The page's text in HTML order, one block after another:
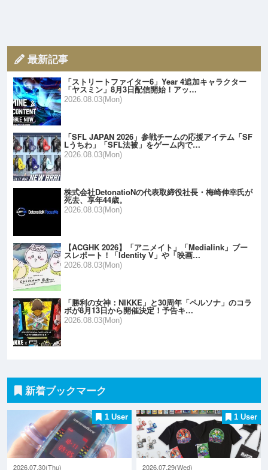
最新記事
「ストリートファイター6」Year 4追加キャラクター
「ヤスミン」8月3日配信開始！アッ…
2026.08.03(Mon)
「SFL JAPAN 2026」参戦チームの応援アイテム「SF
Lうちわ」「SFL法被」をゲーム内で…
2026.08.03(Mon)
株式会社DetonatioNの代表取締役社長・梅崎伸幸氏が
死去、享年44歳。
2026.08.03(Mon)
【ACGHK 2026】「アニメイト」「Medialink」ブー
スレポート！「Identity V」や「映画…
2026.08.03(Mon)
「勝利の女神：NIKKE」と30周年「ペルソナ」のコラ
ボが8月13日から開催決定！予告キ…
2026.08.03(Mon)
新着ブックマーク
1 User
2026.07.30(Thu)
1 User
2026.07.29(Wed)